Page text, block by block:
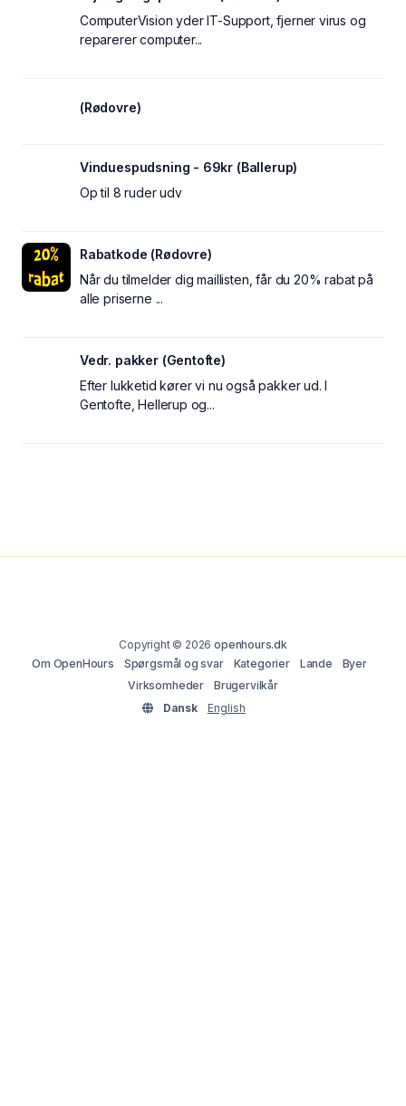
ComputerVision yder IT-Support, fjerner virus og
reparerer computer...
(Rødovre)
Vinduespudsning - 69kr (Ballerup)
Op til 8 ruder udv
Rabatkode (Rødovre)
Når du tilmelder dig maillisten, får du 20% rabat på
alle priserne ...
Vedr. pakker (Gentofte)
Efter lukketid kører vi nu også pakker ud. I
Gentofte, Hellerup og...
Copyright © 2026openhours.dk
Om OpenHours
Spørgsmål og svar Kategorier Lande
Byer
Virksomheder
Brugervilkår
Dansk
English